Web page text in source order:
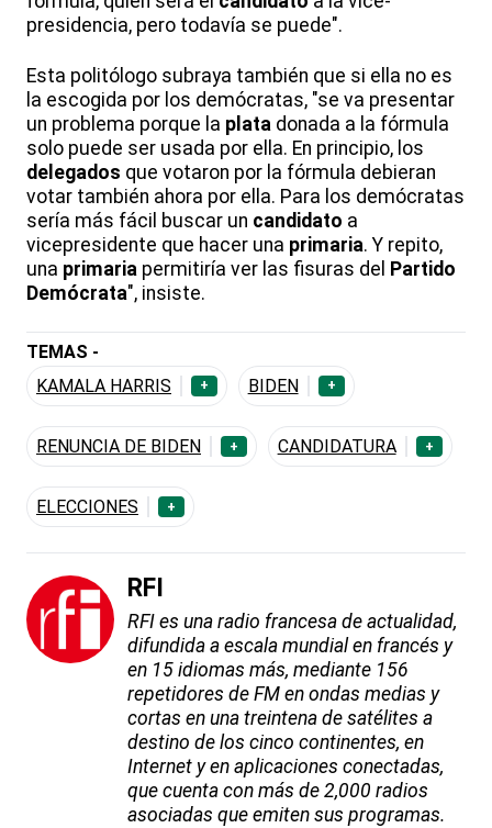
presidencia, pero todavía se puede".
Esta politólogo subraya también que si ella no es
la escogida por los demócratas, "se va presentar
un problema porque la plata donada a la fórmula
solo puede ser usada por ella. En principio, los
delegados que votaron por la fórmula debieran
votar también ahora por ella. Para los demócratas
sería más fácil buscar un candidato a
vicepresidente que hacer una primaria. Y repito,
una primaria permitiría ver las fisuras del Partido
Demócrata", insiste.
TEMAS -
KAMALA HARRIS
+ BIDEN +
RENUNCIA DE BIDEN + CANDIDATURA +
ELECCIONES +
RFI
RFI es una radio francesa de actualidad,
difundida a escala mundial en francés y
en 15 idiomas más, mediante 156
repetidores de FM en ondas medias y
cortas en una treintena de satélites a
destino de los cinco continentes, en
Internet y en aplicaciones conectadas,
que cuenta con más de 2,000 radios
asociadas que emiten sus programas.